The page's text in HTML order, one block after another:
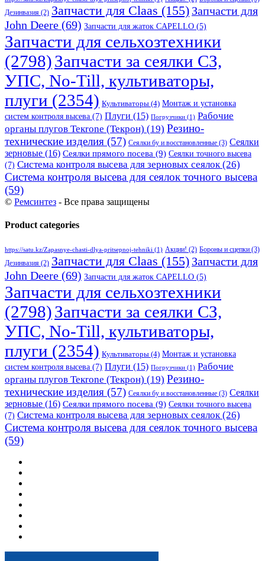
Дезинвазия (2) Запчасти для Claas (155) Запчасти для
John Deere (69) Запчасти для жаток CAPELLO (5)
Запчасти для сельхозтехники
(2798)Запчасти за сеялки СЗ,
УПС, No-Till, культиваторы,
плуги (2354) Культиваторы (4) Монтаж и установка
систем контроля высева (7) Плуги (15) Погрузчики (1) Рабочие
органы плугов Текrоne (Текрон) (19) Резино-
технические изделия (57) Сеялки бу и восстановленные (3) Сеялки
зерновые (16) Сеялки прямого посева (9) Сеялки точного высева
(7) Система контроля высева для зерновых сеялок(26)
Система контроля высева для сеялок точного высева
(59)
© Ремсинтез - Все права защищены
Product categories
https://satu.kz/Zapasnye-chasti-dlya-pritsepnoj-tehniki (1) Акции! (2) Бороны и сцепки (3)
Дезинвазия (2) Запчасти для Claas (155) Запчасти для
John Deere (69) Запчасти для жаток CAPELLO (5)
Запчасти для сельхозтехники
(2798)Запчасти за сеялки СЗ,
УПС, No-Till, культиваторы,
плуги (2354) Культиваторы (4) Монтаж и установка
систем контроля высева (7) Плуги (15) Погрузчики (1) Рабочие
органы плугов Текrоne (Текрон) (19) Резино-
технические изделия (57) Сеялки бу и восстановленные (3) Сеялки
зерновые (16) Сеялки прямого посева (9) Сеялки точного высева
(7) Система контроля высева для зерновых сеялок (26)
Система контроля высева для сеялок точного высева
(59)